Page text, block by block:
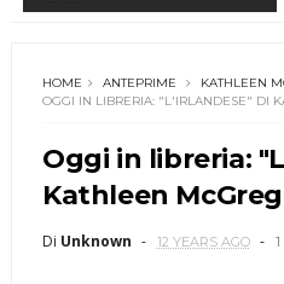
HOME ANTEPRIME KATHLEEN
OGGI IN LIBRERIA: "L'IRLANDESE" DI
Oggi in libreria:
Kathleen
Di Unknown 12 YEARS AGO